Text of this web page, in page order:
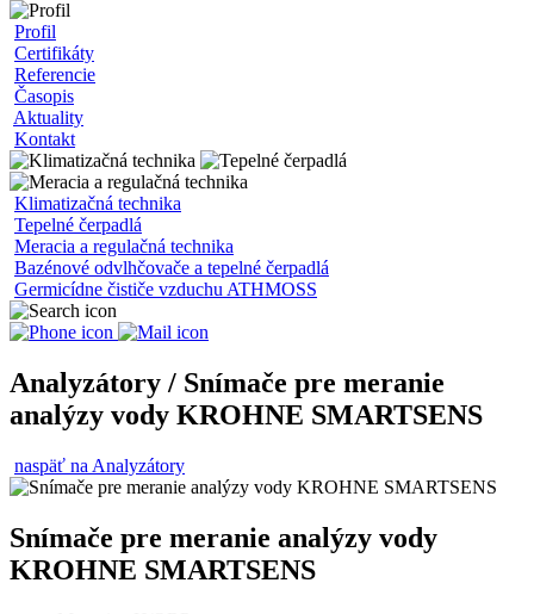
Profil
Certifikáty
Referencie
Časopis
Aktuality
Kontakt
Klimatizačná technika
Tepelné čerpadlá
Meracia a regulačná technika
Bazénové odvlhčovače a tepelné čerpadlá
Germicídne čističe vzduchu ATHMOSS
Analyzátory / Snímače pre meranie
analýzy vody KROHNE SMARTSENS
naspäť na Analyzátory
Snímače pre meranie analýzy vody
KROHNE SMARTSENS